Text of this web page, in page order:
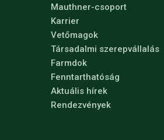
Mauthner-csoport
Karrier
Vetőmagok
Társadalmi szerepvállalás
Farmdok
Fenntarthatóság
Aktuális hírek
Rendezvények